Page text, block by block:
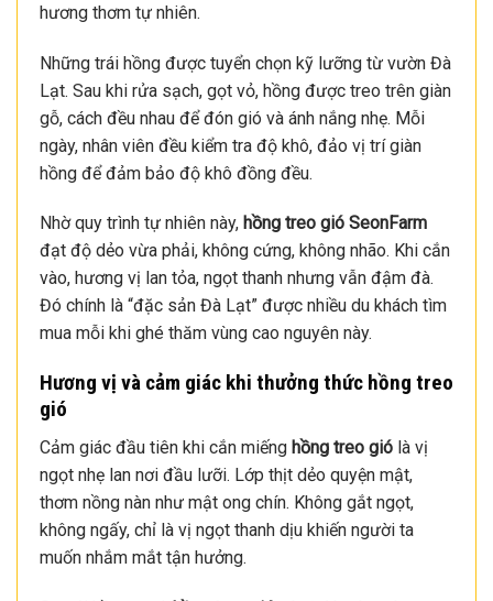
hương thơm tự nhiên.
Những trái hồng được tuyển chọn kỹ lưỡng từ vườn Đà
Lạt. Sau khi rửa sạch, gọt vỏ, hồng được treo trên giàn
gỗ, cách đều nhau để đón gió và ánh nắng nhẹ. Mỗi
ngày, nhân viên đều kiểm tra độ khô, đảo vị trí giàn
hồng để đảm bảo độ khô đồng đều.
Nhờ quy trình tự nhiên này, hồng treo gió SeonFarm
đạt độ dẻo vừa phải, không cứng, không nhão. Khi cắn
vào, hương vị lan tỏa, ngọt thanh nhưng vẫn đậm đà.
Đó chính là “đặc sản Đà Lạt” được nhiều du khách tìm
mua mỗi khi ghé thăm vùng cao nguyên này.
Hương vị và cảm giác khi thưởng thức hồng treo
gió
Cảm giác đầu tiên khi cắn miếng hồng treo gió là vị
ngọt nhẹ lan nơi đầu lưỡi. Lớp thịt dẻo quyện mật,
thơm nồng nàn như mật ong chín. Không gắt ngọt,
không ngấy, chỉ là vị ngọt thanh dịu khiến người ta
muốn nhắm mắt tận hưởng.